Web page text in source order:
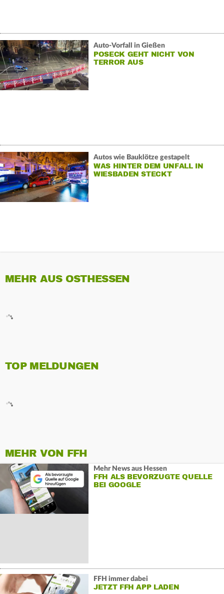
Auto-Vorfall in Gießen
POSECK GEHT NICHT VON
TERROR AUS
Autos wie Bauklötze gestapelt
WAS HINTER DEM UNFALL IN
WIESBADEN STECKT
MEHR AUS OSTHESSEN
TOP MELDUNGEN
MEHR VON FFH
Mehr News aus Hessen
FFH ALS BEVORZUGTE QUELLE
BEI GOOGLE
FFH immer dabei
JETZT FFH APP LADEN